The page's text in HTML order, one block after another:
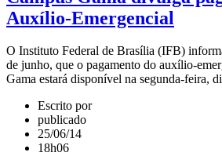
Auxílio-Emergencial
O Instituto Federal de Brasília (IFB)
de junho, que o pagamento do auxílio-
Gama estará disponível na segunda-feira,
Escrito por
publicado
25/06/14
18h06